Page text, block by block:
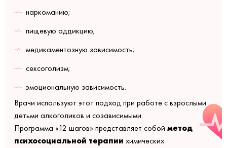
наркоманию;
пищевую аддикцию;
медикаментозную зависимость;
сексоголизм;
эмоциональную зависимость.
Врачи используют этот подход при работе с взрослыми
детьми алкоголиков и созависимыми.
Программа «12 шагов» представляет собой метод
психосоциальной терапии химических